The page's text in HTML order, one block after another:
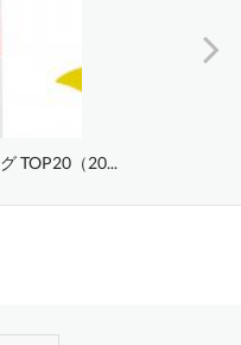
TOP20（20...